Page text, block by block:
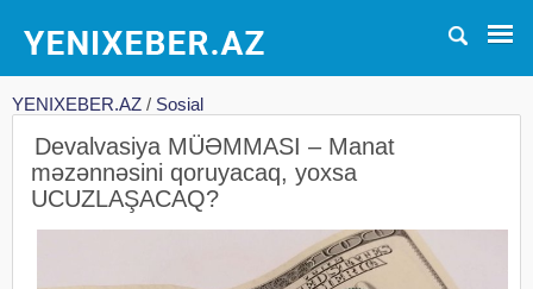
YENIXEBER.AZ / Sosial
Devalvasiya MÜƏMMASI – Manat
məzənnəsini qoruyacaq, yoxsa
UCUZLAŞACAQ?